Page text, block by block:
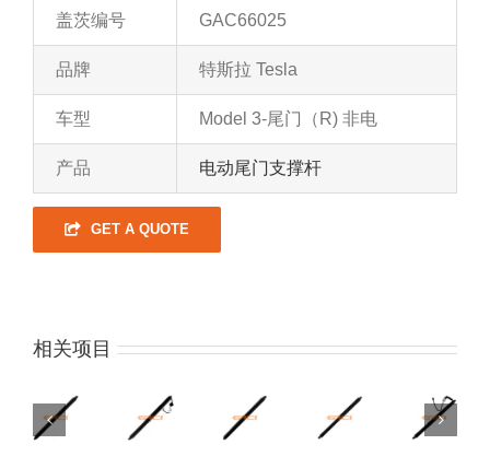
盖茨编号 GAC66025
品牌 特斯拉 Tesla
车型 Model 3-尾门（R) 非电
产品 电动尾门支撑杆
GET A QUOTE
相关项目